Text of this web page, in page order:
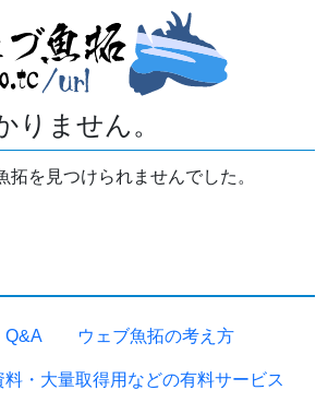
りません。
拓を見つけられませんでした。
Q&A ウェブ魚拓の考え方
料・大量取得用などの有料サービス